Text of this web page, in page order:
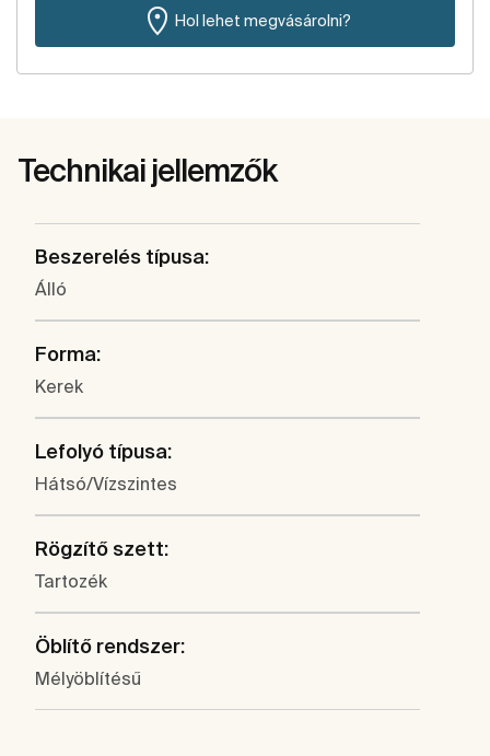
Hol lehet megvásárolni?
Technikai jellemzők
Beszerelés típusa:
Álló
Forma:
Kerek
Lefolyó típusa:
Hátsó/Vízszintes
Rögzítő szett:
Tartozék
Öblítő rendszer:
Mélyöblítésű